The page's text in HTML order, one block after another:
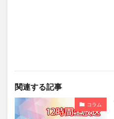
関連する記事
コラム